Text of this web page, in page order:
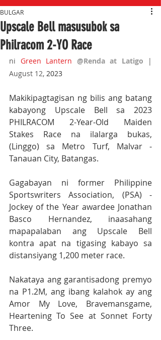
Upscale Bell masusubok sa
Philracom 2-YO Race
BULGAR
ni Green Lantern @Renda at Latigo
|
August 12, 2023
Makikipagtagisan ng bilis ang batang
kabayong Upscale Bell sa 2023
PHILRACOM 2-Year-Old Maiden
Stakes Race na ilalarga bukas,
(Linggo) sa Metro Turf, Malvar -
Tanauan City, Batangas.
Gagabayan ni former Philippine
Sportswriters Association, (PSA) -
Jockey of the Year awardee Jonathan
Basco Hernandez, inaasahang
mapapalaban ang Upscale Bell
kontra apat na tigasing kabayo sa
distansiyang 1,200 meter race.
Nakataya ang garantisadong premyo
na P1.2M, ang ibang kalahok ay ang
Amor My Love, Bravemansgame,
Heartening To See at Sonnet Forty
Three.